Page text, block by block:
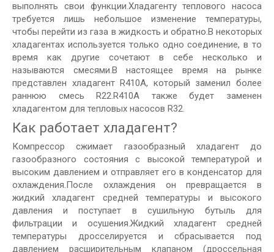
выполнять свои функции.Хладагенту теплового насоса
требуется лишь небольшое изменение температуры,
чтобы перейти из газа в жидкость и обратно.В некоторых
хладагентах используется только одно соединение, в то
время как другие сочетают в себе несколько и
называются смесями.В настоящее время на рынке
представлен хладагент R410A, который заменил более
раннюю смесь R22.R410A также будет заменен
хладагентом для тепловых насосов R32.
Как работает хладагент?
Компрессор сжимает газообразный хладагент до
газообразного состояния с высокой температурой и
высоким давлением и отправляет его в конденсатор для
охлаждения.После охлаждения он превращается в
жидкий хладагент средней температуры и высокого
давления и поступает в сушильную бутыль для
фильтрации и осушения.Жидкий хладагент средней
температуры дросселируется и сбрасывается под
давлением расширительным клапаном (дроссельная